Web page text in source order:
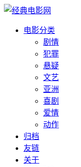
电影分类
剧情
犯罪
悬疑
文艺
亚洲
喜剧
爱情
动作
归档
友链
关于